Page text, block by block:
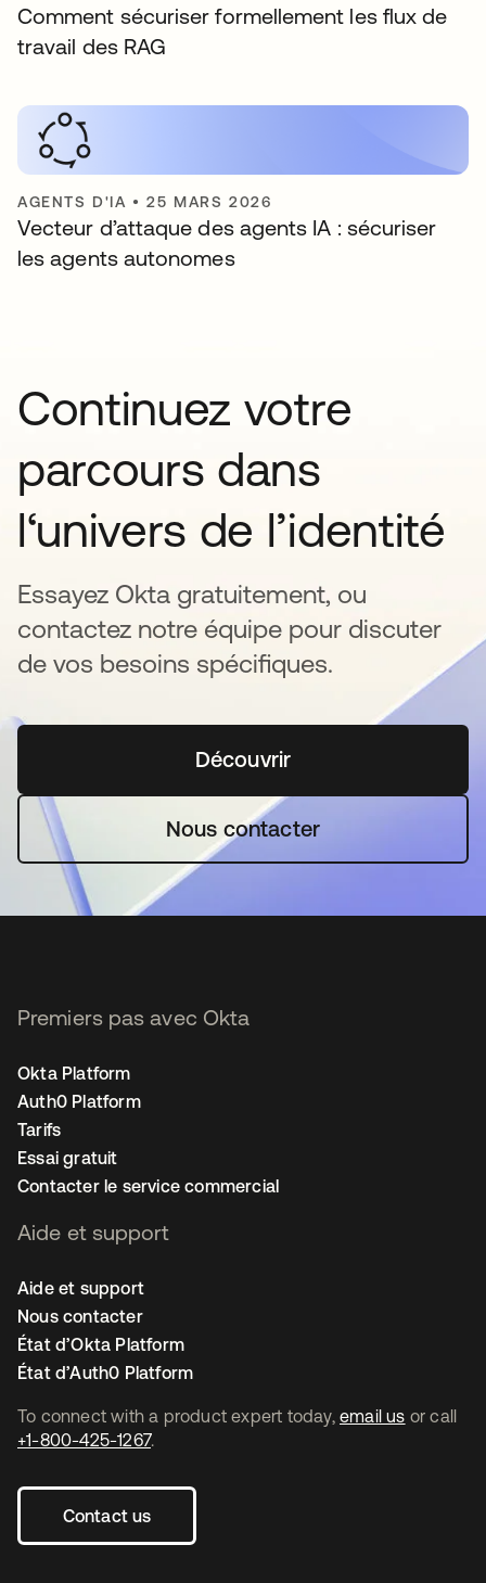
Comment sécuriser formellement les flux de
travail des RAG
AGENTS D'IA •25 MARS 2026
Vecteur d’attaque des agents IA : sécuriser
les agents autonomes
Continuez votre
parcours dans
l‘univers de l’identité
Essayez Okta gratuitement, ou
contactez notre équipe pour discuter
de vos besoins spécifiques.
Découvrirs’ouvre dans un nouvel
Nous contacter
To connect with a product expert today, email us or call
+1-800-425-1267.
Contact us
Premiers pas avec Okta
Okta Platform
Auth0 Platform
Tarifs
Essai gratuit
Contacter le service commercial
Aide et support
Aide et support
Nous contacter
État d’Okta Platform
État d’Auth0 Platform